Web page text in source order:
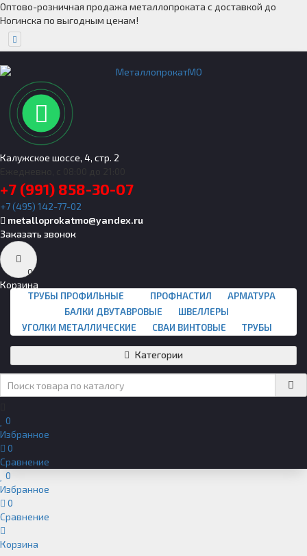
Оптово-розничная продажа металлопроката с доставкой до
Ногинска по выгодным ценам!
Калужское шоссе, 4, стр. 2
+7 (991) 858-30-07
+7 (495) 142-77-02
metalloprokatmo@yandex.ru
Заказать звонок
0
Корзина
ТРУБЫ ПРОФИЛЬНЫЕ ПРОФНАСТИЛ
АРМАТУРА
БАЛКИ ДВУТАВРОВЫЕ
ШВЕЛЛЕРЫ
УГОЛКИ МЕТАЛЛИЧЕСКИЕ
СВАИ ВИНТОВЫЕ ТРУБЫ
Категории
0
Избранное
0
Сравнение
0
Избранное
0
Сравнение
Корзина